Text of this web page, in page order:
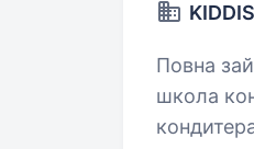
Повна
школа